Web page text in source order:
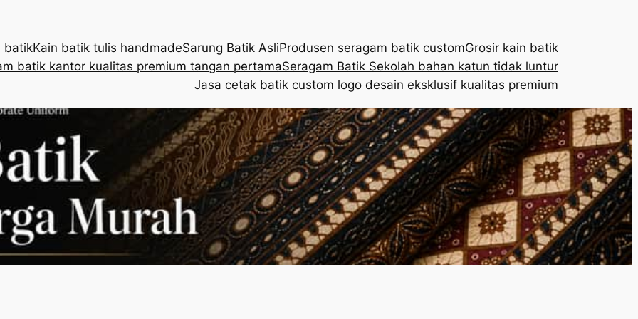
batikKain batik tulis handmadeSarung Batik AsliProdusen seragam batik customGrosir kain batik
batik kantor kualitas premium tangan pertamaSeragam Batik Sekolah bahan katun tidak luntur
Jasa cetak batik custom logo desain eksklusif kualitas premium